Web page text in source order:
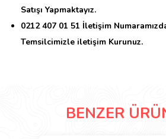
Satışı Yapmaktayız.
0212 407 01 51 İletişim
Temsilcimizle iletişim Kurunuz.
BENZER